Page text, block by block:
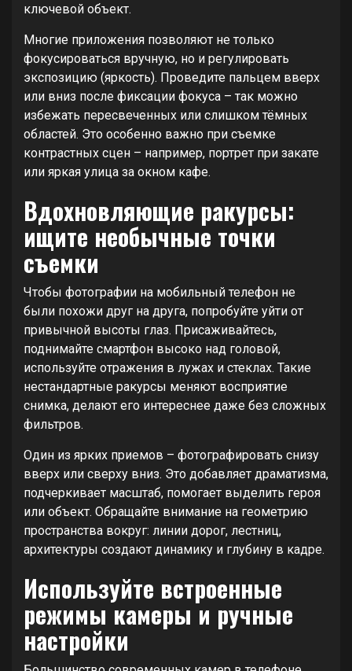
ключевой объект.
Многие приложения позволяют не только
фокусироваться вручную, но и регулировать
экспозицию (яркость). Проведите пальцем вверх
или вниз после фиксации фокуса – так можно
избежать пересвеченных или слишком тёмных
областей. Это особенно важно при съемке
контрастных сцен – например, портрет при закате
или яркая улица за окном кафе.
Вдохновляющие ракурсы:
ищите необычные точки
съемки
Чтобы фотографии на мобильный телефон не
были похожи друг на друга, попробуйте уйти от
привычной высоты глаз. Присаживайтесь,
поднимайте смартфон высоко над головой,
используйте отражения в лужах и стеклах. Такие
нестандартные ракурсы меняют восприятие
снимка, делают его интереснее даже без сложных
фильтров.
Один из ярких приемов – фотографировать снизу
вверх или сверху вниз. Это добавляет драматизма,
подчеркивает масштаб, помогает выделить героя
или объект. Обращайте внимание на геометрию
пространства вокруг: линии дорог, лестниц,
архитектуры создают динамику и глубину в кадре.
Используйте встроенные
режимы камеры и ручные
настройки